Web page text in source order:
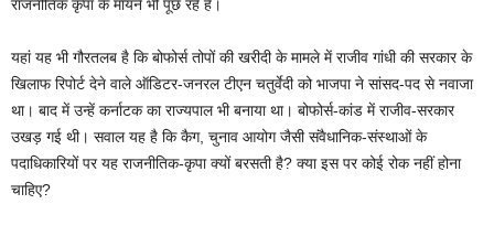
राजनीतिक कृपा के मायने भी पूछ रहे हैं।
यहां यह भी गौरतलब है कि बोफोर्स तोपों की खरीदी के मामले में राजीव गांधी की सरकार के
खिलाफ रिपोर्ट देने वाले ऑडिटर-जनरल टीएन चतुर्वेदी को भाजपा ने सांसद-पद से नवाजा
था। बाद में उन्हें कर्नाटक का राज्यपाल भी बनाया था। बोफोर्स-कांड में राजीव-सरकार
उखड़ गई थी। सवाल यह है कि कैग, चुनाव आयोग जैसी संवैधानिक-संस्थाओं के
पदाधिकारियों पर यह राजनीतिक-कृपा क्यों बरसती है? क्या इस पर कोई रोक नहीं होना
चाहिए?